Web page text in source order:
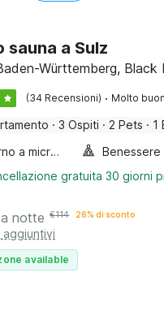
sauna a Sulz
Württemberg, Black
(34 Recensioni) · Molto
· 3 Ospiti · 2 Pets · 1
Forno a microonde combinato
Benessere
gratuita 30 giorni
a notte €114 26% di sconto
aggiuntivi
available